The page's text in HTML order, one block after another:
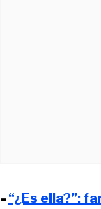
-“¿Es ella?”: